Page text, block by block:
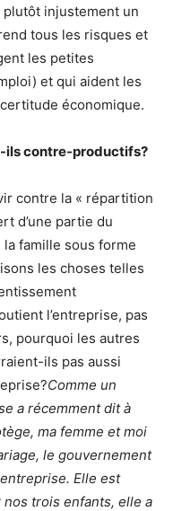
plutôt injustement un
tous les risques et
les petites
et qui aident les
économique.
ils contre-productifs?
contre la « répartition
d’une partie du
la famille sous forme
les choses telles
l’entreprise, pas
pourquoi les autres
ils pas aussi
Comme un
a récemment dit à
ma femme et moi
le gouvernement
Elle est
trois enfants, elle a